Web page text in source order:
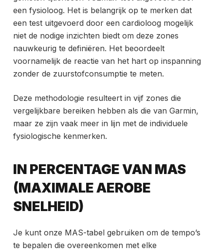
een fysioloog. Het is belangrijk op te merken dat
een test uitgevoerd door een cardioloog mogelijk
niet de nodige inzichten biedt om deze zones
nauwkeurig te definiëren. Het beoordeelt
voornamelijk de reactie van het hart op inspanning
zonder de zuurstofconsumptie te meten.
Deze methodologie resulteert in vijf zones die
vergelijkbare bereiken hebben als die van Garmin,
maar ze zijn vaak meer in lijn met de individuele
fysiologische kenmerken.
IN PERCENTAGE VAN MAS
(MAXIMALE AEROBE
SNELHEID)
Je kunt onze MAS-tabel gebruiken om de tempo’s
te bepalen die overeenkomen met elke